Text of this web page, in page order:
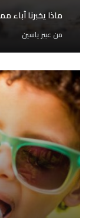
ماذا يخبرنا آباء
من عبير ياسين